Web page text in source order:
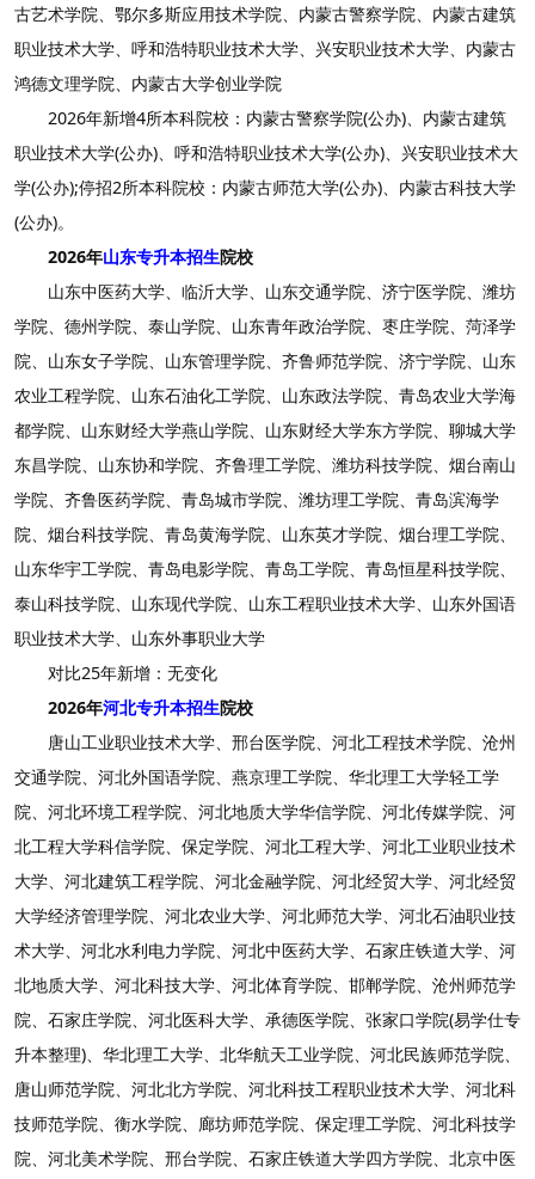
古艺术学院、鄂尔多斯应用技术学院、内蒙古警察学院、内蒙古建筑
职业技术大学、呼和浩特职业技术大学、兴安职业技术大学、内蒙古
鸿德文理学院、内蒙古大学创业学院
2026年新增4所本科院校：内蒙古警察学院(公办)、内蒙古建筑
职业技术大学(公办)、呼和浩特职业技术大学(公办)、兴安职业技术大
学(公办);停招2所本科院校：内蒙古师范大学(公办)、内蒙古科技大学
(公办)。
2026年山东专升本招生院校
山东中医药大学、临沂大学、山东交通学院、济宁医学院、潍坊
学院、德州学院、泰山学院、山东青年政治学院、枣庄学院、菏泽学
院、山东女子学院、山东管理学院、齐鲁师范学院、济宁学院、山东
农业工程学院、山东石油化工学院、山东政法学院、青岛农业大学海
都学院、山东财经大学燕山学院、山东财经大学东方学院、聊城大学
东昌学院、山东协和学院、齐鲁理工学院、潍坊科技学院、烟台南山
学院、齐鲁医药学院、青岛城市学院、潍坊理工学院、青岛滨海学
院、烟台科技学院、青岛黄海学院、山东英才学院、烟台理工学院、
山东华宇工学院、青岛电影学院、青岛工学院、青岛恒星科技学院、
泰山科技学院、山东现代学院、山东工程职业技术大学、山东外国语
职业技术大学、山东外事职业大学
对比25年新增：无变化
2026年河北专升本招生院校
唐山工业职业技术大学、邢台医学院、河北工程技术学院、沧州
交通学院、河北外国语学院、燕京理工学院、华北理工大学轻工学
院、河北环境工程学院、河北地质大学华信学院、河北传媒学院、河
北工程大学科信学院、保定学院、河北工程大学、河北工业职业技术
大学、河北建筑工程学院、河北金融学院、河北经贸大学、河北经贸
大学经济管理学院、河北农业大学、河北师范大学、河北石油职业技
术大学、河北水利电力学院、河北中医药大学、石家庄铁道大学、河
北地质大学、河北科技大学、河北体育学院、邯郸学院、沧州师范学
院、石家庄学院、河北医科大学、承德医学院、张家口学院(易学仕专
升本整理)、华北理工大学、北华航天工业学院、河北民族师范学院、
唐山师范学院、河北北方学院、河北科技工程职业技术大学、河北科
技师范学院、衡水学院、廊坊师范学院、保定理工学院、河北科技学
院、河北美术学院、邢台学院、石家庄铁道大学四方学院、北京中医